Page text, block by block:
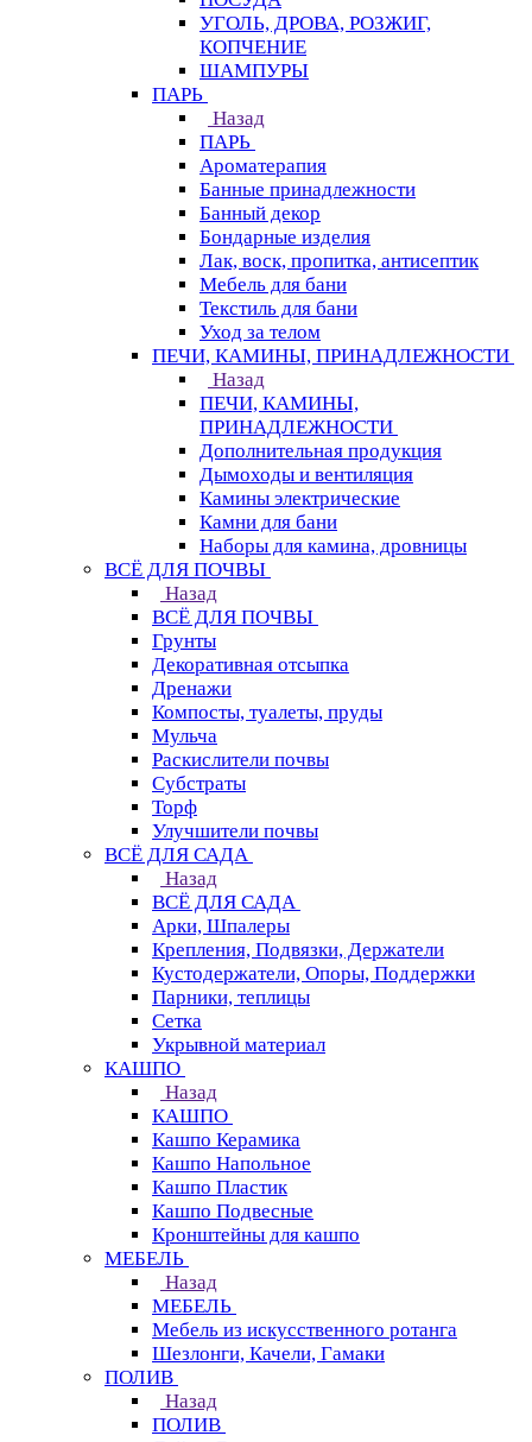
УГОЛЬ, ДРОВА, РОЗЖИГ,
КОПЧЕНИЕ
ШАМПУРЫ
ПАРЬ
Назад
ПАРЬ
Ароматерапия
Банные принадлежности
Банный декор
Бондарные изделия
Лак, воск, пропитка, антисептик
Мебель для бани
Текстиль для бани
Уход за телом
ПЕЧИ, КАМИНЫ, ПРИНАДЛЕЖНОСТИ
Назад
ПЕЧИ, КАМИНЫ,
ПРИНАДЛЕЖНОСТИ
Дополнительная продукция
Дымоходы и вентиляция
Камины электрические
Камни для бани
Наборы для камина, дровницы
ВСЁ ДЛЯ ПОЧВЫ
Назад
ВСЁ ДЛЯ ПОЧВЫ
Грунты
Декоративная отсыпка
Дренажи
Компосты, туалеты, пруды
Мульча
Раскислители почвы
Субстраты
Торф
Улучшители почвы
ВСЁ ДЛЯ САДА
Назад
ВСЁ ДЛЯ САДА
Арки, Шпалеры
Крепления, Подвязки, Держатели
Кустодержатели, Опоры, Поддержки
Парники, теплицы
Сетка
Укрывной материал
КАШПО
Назад
КАШПО
Кашпо Керамика
Кашпо Напольное
Кашпо Пластик
Кашпо Подвесные
Кронштейны для кашпо
МЕБЕЛЬ
Назад
МЕБЕЛЬ
Мебель из искусственного ротанга
Шезлонги, Качели, Гамаки
ПОЛИВ
Назад
ПОЛИВ